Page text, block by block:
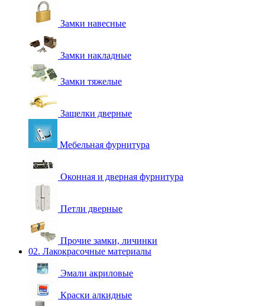
Замки навесные
Замки накладные
Замки тяжелые
Защелки дверные
Мебельная фурнитура
Оконная и дверная фурнитура
Петли дверные
Прочие замки, личинки
02. Лакокрасочные материалы
Эмали акриловые
Краски алкидные